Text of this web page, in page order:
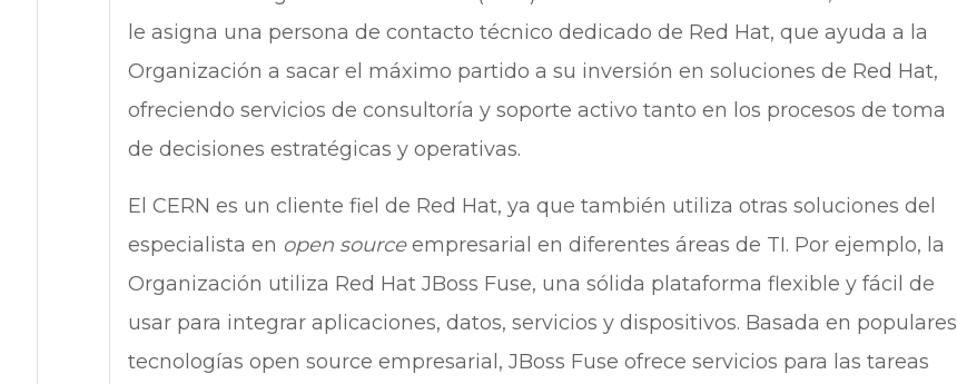
le asigna una persona de contacto técnico dedicado de Red Hat, que ayuda a la
Organización a sacar el máximo partido a su inversión en soluciones de Red Hat,
ofreciendo servicios de consultoría y soporte activo tanto en los procesos de toma
de decisiones estratégicas y operativas.
El CERN es un cliente fiel de Red Hat, ya que también utiliza otras soluciones del
especialista en open sourceempresarial en diferentes áreas de TI. Por ejemplo, la
Organización utiliza Red Hat JBoss Fuse, una sólida plataforma flexible y fácil de
usar para integrar aplicaciones, datos, servicios y dispositivos. Basada en populares
tecnologías open source empresarial, JBoss Fuse ofrece servicios para las tareas